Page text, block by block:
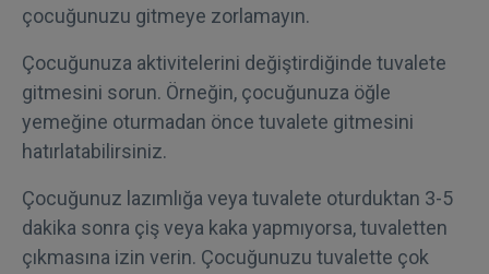
çocuğunuzu gitmeye zorlamayın.
Çocuğunuza aktivitelerini değiştirdiğinde tuvalete
gitmesini sorun. Örneğin, çocuğunuza öğle
yemeğine oturmadan önce tuvalete gitmesini
hatırlatabilirsiniz.
Çocuğunuz lazımlığa veya tuvalete oturduktan 3-5
dakika sonra çiş veya kaka yapmıyorsa, tuvaletten
çıkmasına izin verin. Çocuğunuzu tuvalette çok